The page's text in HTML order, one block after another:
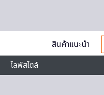
สินค้าแนะนำ
ไลฟ์สไตล์